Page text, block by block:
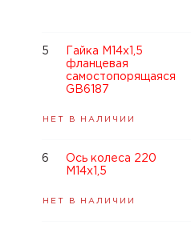
Гайка M14x1,5
фланцевая
самостопорящаяся
GB6187
НЕТ В НАЛИЧИИ
5
Ось колеса 220
M14x1,5
НЕТ В НАЛИЧИИ
6